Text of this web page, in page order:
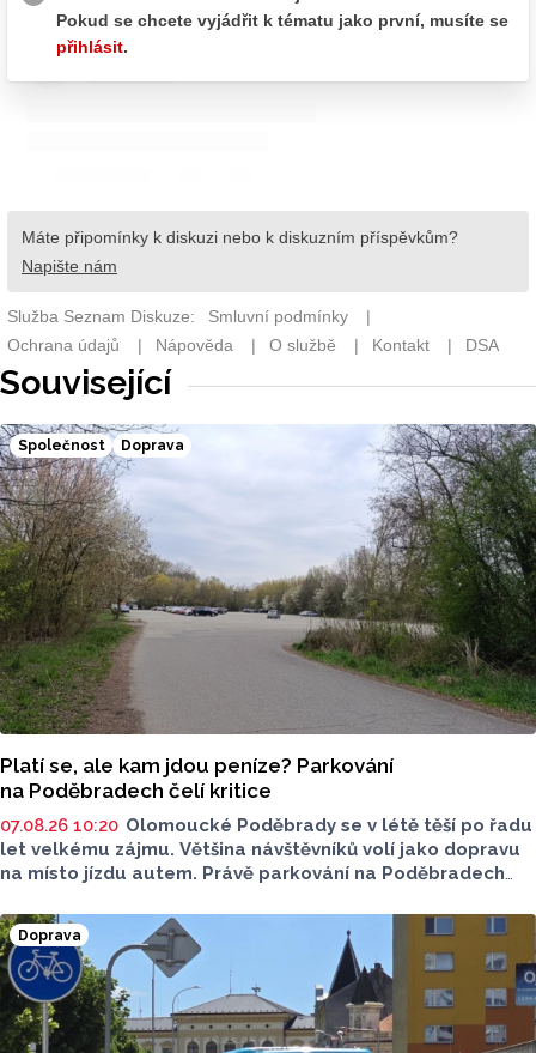
Související
Společnost Doprava
Platí se, ale kam jdou peníze? Parkování
na Poděbradech čelí kritice
07.08.26 10:20 Olomoucké Poděbrady se v létě těší po řadu
let velkému zájmu. Většina návštěvníků volí jako dopravu
na místo jízdu autem. Právě parkování na Poděbradech
Na konci června vznikla na Facebooku stránka s názvem
Poděbrady bez závor a nelegálního parkovného, která
upozorňuje na nevyhovujcí situaci s parkováním
u oblíbeného olomouckého letoviska. Za iniciativou stojí
zastupitel města Olomouce, na jeho přání nebudeme
uvádět jeho identitu.
Doprava